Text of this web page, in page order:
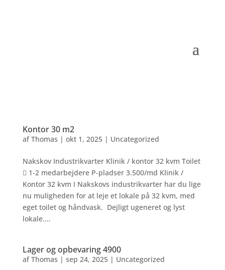
Kontor 30 m2
afThomas | okt 1, 2025| Uncategorized
Nakskov Industrikvarter Klinik / kontor 32 kvm Toilet
 1-2 medarbejdere P-pladser 3.500/md Klinik /
Kontor 32 kvm I Nakskovs industrikvarter har du lige
nu muligheden for at leje et lokale på 32 kvm, med
eget toilet og håndvask. Dejligt ugeneret og lyst
lokale....
Lager og opbevaring 4900
afThomas | sep 24, 2025| Uncategorized